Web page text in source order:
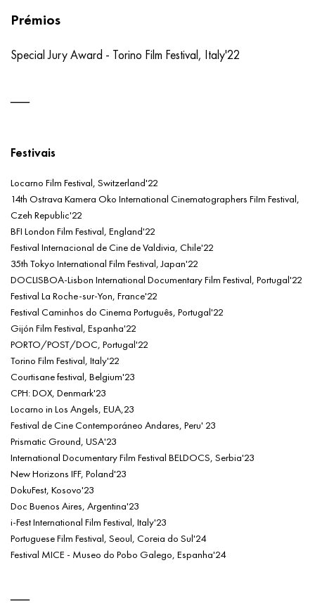
Prémios
Special Jury Award - Torino Film Festival, Italy'22
Festivais
Locarno Film Festival, Switzerland'22
14th Ostrava Kamera Oko International Cinematographers FiIm Festival,
Czeh Republic'22
BFI London Film Festival, England'22
Festival Internacional de Cine de Valdivia, Chile'22
35th Tokyo International Film Festival, Japan'22
DOCLISBOA-Lisbon International Documentary Film Festival, Portugal'22
Festival La Roche-sur-Yon, France'22
Festival Caminhos do Cinema Português, Portugal'22
Gijón Film Festival, Espanha'22
PORTO/POST/DOC, Portugal'22
Torino Film Festival, Italy'22
Courtisane festival, Belgium'23
CPH: DOX, Denmark'23
Locarno in Los Angels, EUA,23
Festival de Cine Contemporáneo Andares, Peru' 23
Prismatic Ground, USA'23
International Documentary Film Festival BELDOCS, Serbia'23
New Horizons IFF, Poland'23
DokuFest, Kosovo'23
Doc Buenos Aires, Argentina'23
i-Fest International Film Festival, Italy'23
Portuguese Film Festival, Seoul, Coreia do Sul'24
Festival MICE - Museo do Pobo Galego, Espanha'24